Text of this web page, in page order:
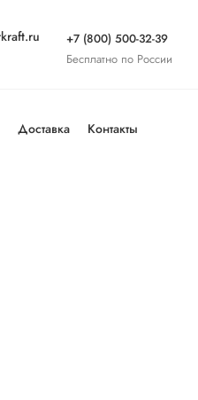
+7 (800) 500-32-39
Бесплатно по России
Доставка Контакты